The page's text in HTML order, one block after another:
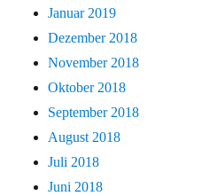
Januar 2019
Dezember 2018
November 2018
Oktober 2018
September 2018
August 2018
Juli 2018
Juni 2018